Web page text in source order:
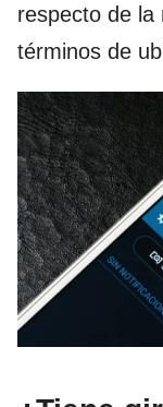
respecto de la
términos de